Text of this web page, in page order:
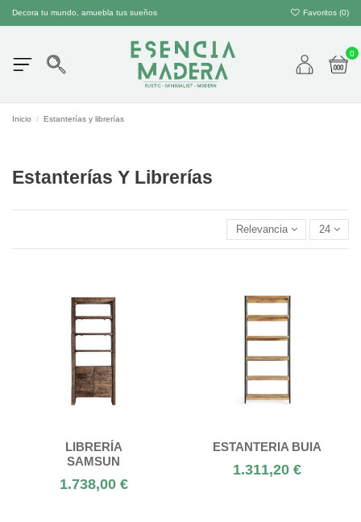
Decora tu mundo, amuebla tus sueños Favoritos (0)
0
Inicio Estanterías y librerías
Estanterías Y Librerías
Relevancia 24
LIBRERÍA
SAMSUN
1.738,00 €
ESTANTERIA BUIA
1.311,20 €